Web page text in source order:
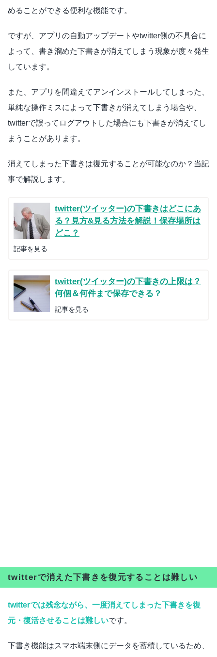
めることができる便利な機能です。
ですが、アプリの自動アップデートやtwitter側の不具合に
よって、書き溜めた下書きが消えてしまう現象が度々発生
しています。
また、アプリを間違えてアンインストールしてしまった、
単純な操作ミスによって下書きが消えてしまう場合や、
twitterで誤ってログアウトした場合にも下書きが消えてし
まうことがあります。
消えてしまった下書きは復元することが可能なのか？当記
事で解説します。
twitter(ツイッター)の下書きはどこにあ
る？見方&見る方法を解説！保存場所は
どこ？
記事を見る
twitter(ツイッター)の下書きの上限は？
何個＆何件まで保存できる？
記事を見る
twitterで消えた下書きを復元することは難しい
twitterでは残念ながら、一度消えてしまった下書きを復
元・復活させることは難しいです。
下書き機能はスマホ端末側にデータを蓄積しているため、